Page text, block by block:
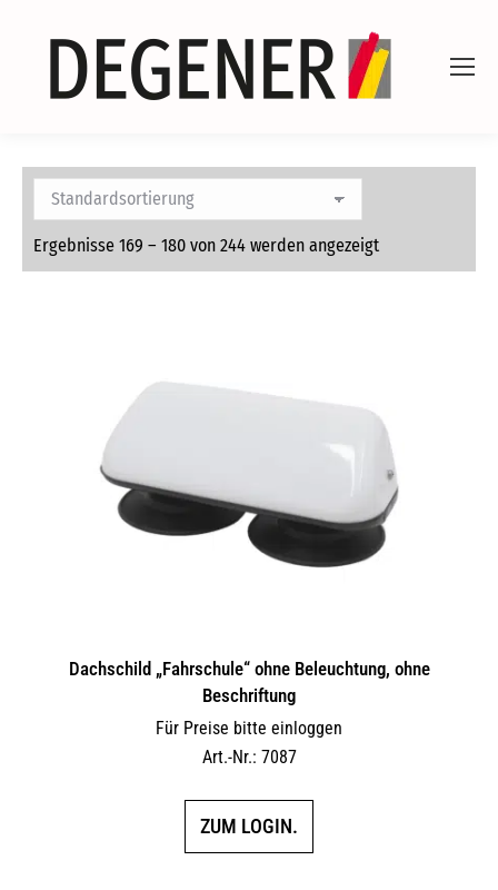
Ergebnisse 169 – 180 von 244 werden angezeigt
Dachschild „Fahrschule“ ohne Beleuchtung, ohne
Beschriftung
Für Preise bitte einloggen
Art.-Nr.: 7087
ZUM LOGIN.